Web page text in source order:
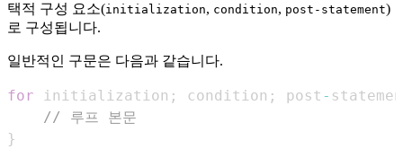
택적 구성 요소(initialization, condition, post-statement)
로 구성됩니다.
일반적인 구문은 다음과 같습니다.
for initialization ; condition ; post -
// 루프 본문
}